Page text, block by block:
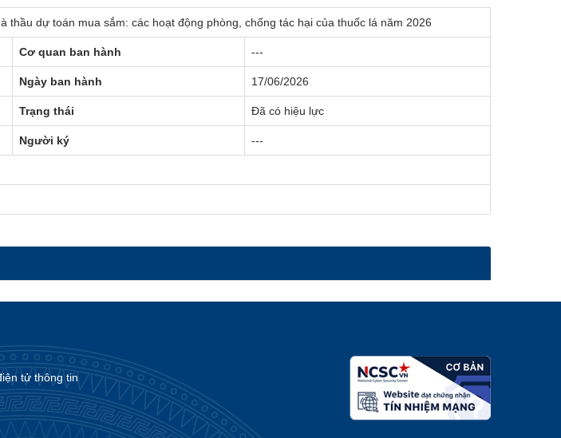
thầu dự toán mua sắm: các hoạt động phòng, chống tác hại của thuốc lá năm 2026
Cơ quan ban hành ---
Ngày ban hành 17/06/2026
Trạng thái Đã có hiệu lực
Người ký ---
tử thông tin